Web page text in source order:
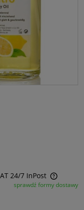
24/7 InPost
sprawdź formy dostawy